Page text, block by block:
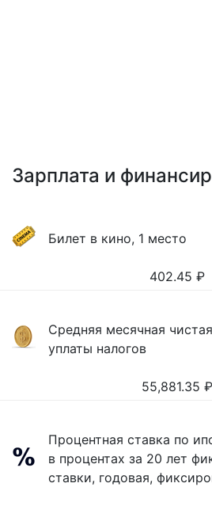
Зарплата и
Билет в кино, 1 место
402.45 ₽
Средняя месячная
уплаты налогов
55,881.35 ₽
Процентная ставка по
в процентах за 20 лет
ставки, годовая,